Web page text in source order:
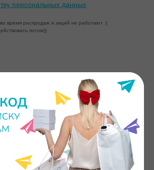
время распродаж и акций не работают :(
потом))
персональных данных
моментальной печати Printy | Принти
| СМАРТ
mini | СМАРТ мини
| Кубик
LUMICUBE